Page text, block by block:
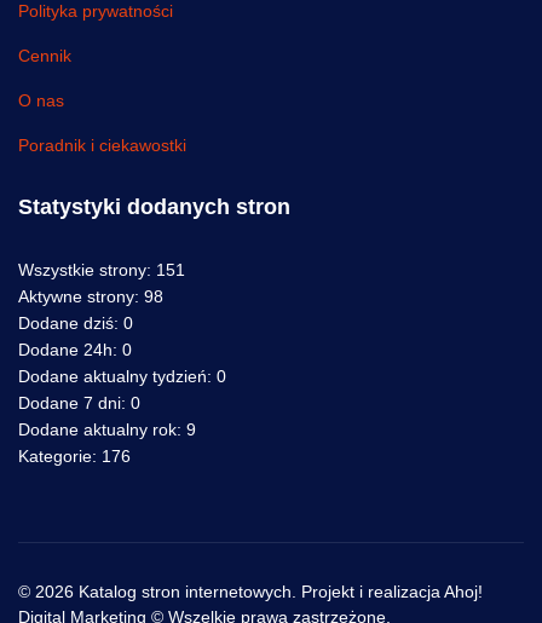
Polityka prywatności
Cennik
O nas
Poradnik i ciekawostki
Statystyki dodanych stron
Wszystkie strony: 151
Aktywne strony: 98
Dodane dziś: 0
Dodane 24h: 0
Dodane aktualny tydzień: 0
Dodane 7 dni: 0
Dodane aktualny rok: 9
Kategorie: 176
© 2026 Katalog stron internetowych. Projekt i realizacja Ahoj!
Digital Marketing © Wszelkie prawa zastrzeżone.